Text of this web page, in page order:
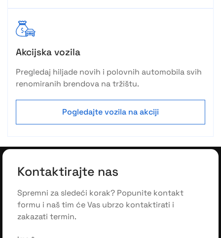
Akcijska vozila
Pregledaj hiljade novih i polovnih automobila svih
renomiranih brendova na tržištu.
Pogledajte vozila na akciji
Kontaktirajte nas
Spremni za sledeći korak? Popunite kontakt
formu i naš tim će Vas ubrzo kontaktirati i
zakazati termin.